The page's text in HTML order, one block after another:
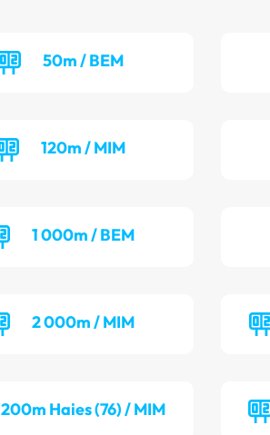
50m / BEM
120m / MIM
1 000m / BEM
2 000m / MIM
200m Haies (76) / MIM